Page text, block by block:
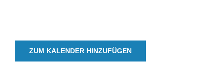
ZUM KALENDER HINZUFÜGEN